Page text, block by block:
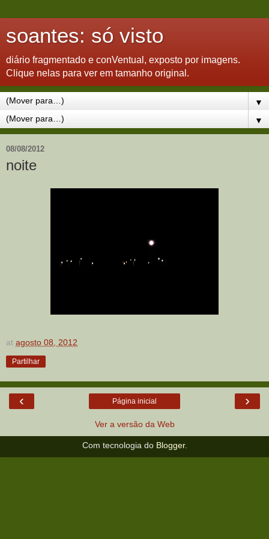
soantes: só visto
diário fragmentado e conVentual, exposto por imagens.
Clique nelas para ver em tamanho original.
▼
▼
08/08/2012
noite
at agosto 08, 2012
Partilhar
‹ ›
Página inicial
Ver a versão da Web
Com tecnologia do Blogger.